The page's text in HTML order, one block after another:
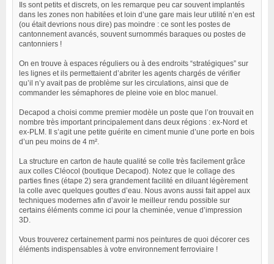
Ils sont petits et discrets, on les remarque peu car souvent implantés
dans les zones non habitées et loin d’une gare mais leur utilité n’en est
(ou était devrions nous dire) pas moindre : ce sont les postes de
cantonnement avancés, souvent surnommés baraques ou postes de
cantonniers !
On en trouve à espaces réguliers ou à des endroits “stratégiques” sur
les lignes et ils permettaient d’abriter les agents chargés de vérifier
qu’il n’y avait pas de problème sur les circulations, ainsi que de
commander les sémaphores de pleine voie en bloc manuel.
Decapod a choisi comme premier modèle un poste que l’on trouvait en
nombre très important principalement dans deux régions : ex-Nord et
ex-PLM. Il s’agit une petite guérite en ciment munie d’une porte en bois
d’un peu moins de 4 m².
La structure en carton de haute qualité se colle très facilement grâce
aux colles Cléocol (boutique Decapod). Notez que le collage des
parties fines (étape 2) sera grandement facilité en diluant légèrement
la colle avec quelques gouttes d’eau. Nous avons aussi fait appel aux
techniques modernes afin d’avoir le meilleur rendu possible sur
certains éléments comme ici pour la cheminée, venue d’impression
3D.
Vous trouverez certainement parmi nos peintures de quoi décorer ces
éléments indispensables à votre environnement ferroviaire !